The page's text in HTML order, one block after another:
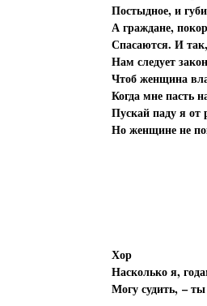
Постыдное, и
А граждане,
Спасаются. И так,
Нам следует
Чтоб женщина
Когда мне пасть
Пускай паду я
Но женщине не
Хор
Насколько я,
Могу судить, –